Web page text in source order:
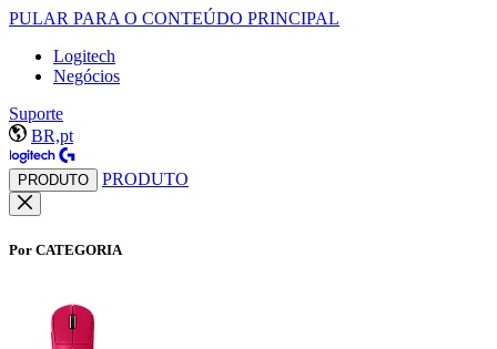
PULAR PARA O CONTEÚDO PRINCIPAL
Logitech
Negócios
Suporte
BR,pt
PRODUTO PRODUTO
Por CATEGORIA